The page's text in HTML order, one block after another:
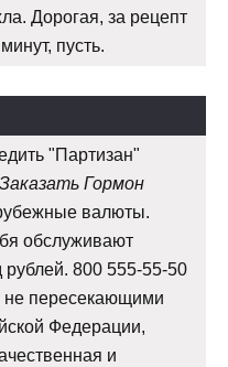
Дорогая, за рецепт
пусть.
"Партизан"
Заказать Гормон
валюты.
обслуживают
800 555-55-50
не пересекающими
Федерации,
и